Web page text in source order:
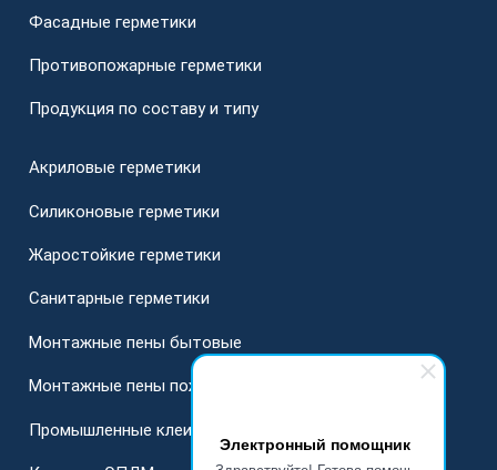
Электронный помощник
Фасадные герметики
Противопожарные герметики
Продукция по составу и типу
Акриловые герметики
Силиконовые герметики
Жаростойкие герметики
Санитарные герметики
Монтажные пены бытовые
Монтажные пены пожарные
Промышленные клеи